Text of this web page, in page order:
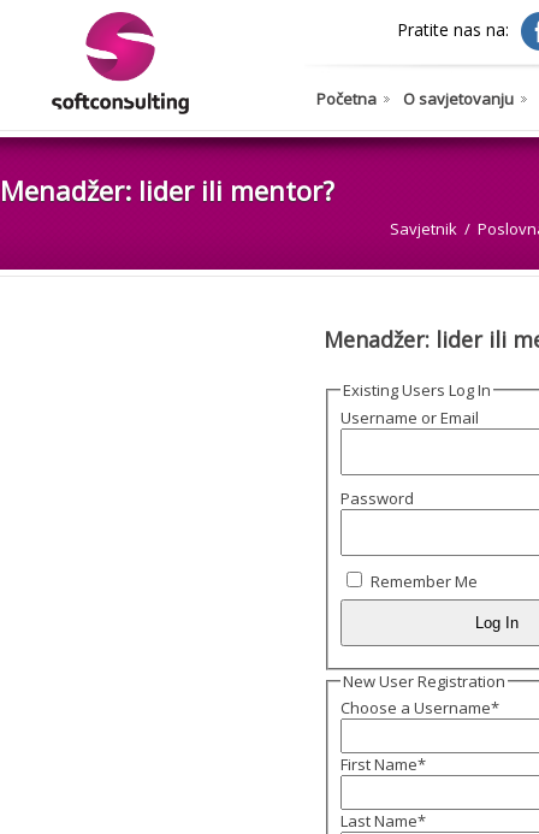
Pratite nas na:
Početna O savjetovanju
Menadžer: lider ili mentor?
Savjetnik
Menadžer: lider ili
Existing Users Log In
Username or Email
Password
Remember Me
New User Registration
Choose a Username*
First Name*
Last Name*